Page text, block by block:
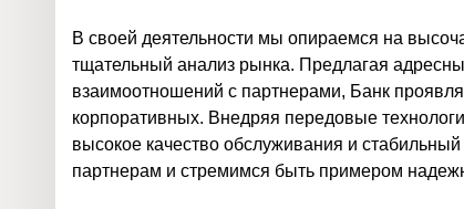
В своей деятельности мы опираемся на
тщательный анализ рынка. Предлагая
взаимоотношений с партнерами, Банк
корпоративных. Внедряя передовые
высокое качество обслуживания и
партнерам и стремимся быть примером